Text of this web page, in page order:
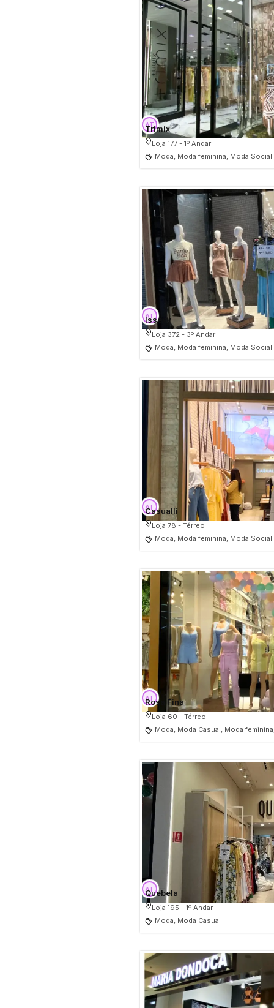
Trimix
Loja 177 - 1º Andar
Moda, Moda feminina, Moda Social
Issexy
Loja 372 - 3º Andar
Moda, Moda feminina, Moda Social
Casualli
Loja 78 - Térreo
Moda, Moda feminina, Moda Social
Rosa Fina
Loja 60 - Térreo
Moda, Moda Casual, Moda
Quebela
Loja 195 - 1º Andar
Moda, Moda Casual